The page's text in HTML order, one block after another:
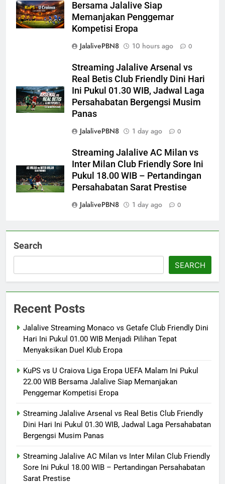
Bersama Jalalive Siap
Memanjakan Penggemar
Kompetisi Eropa
JalalivePBN8
10 hours ago 0
Streaming Jalalive Arsenal vs
Real Betis Club Friendly Dini Hari
Ini Pukul 01.30 WIB, Jadwal Laga
Persahabatan Bergengsi Musim
Panas
JalalivePBN8
1 day ago 0
Streaming Jalalive AC Milan vs
Inter Milan Club Friendly Sore Ini
Pukul 18.00 WIB – Pertandingan
Persahabatan Sarat Prestise
JalalivePBN8
1 day ago 0
Search
SEARCH
Recent Posts
Jalalive Streaming Monaco vs Getafe Club Friendly Dini
Hari Ini Pukul 01.00 WIB Menjadi Pilihan Tepat
Menyaksikan Duel Klub Eropa
KuPS vs U Craiova Liga Eropa UEFA Malam Ini Pukul
22.00 WIB Bersama Jalalive Siap Memanjakan
Penggemar Kompetisi Eropa
Streaming Jalalive Arsenal vs Real Betis Club Friendly
Dini Hari Ini Pukul 01.30 WIB, Jadwal Laga Persahabatan
Bergengsi Musim Panas
Streaming Jalalive AC Milan vs Inter Milan Club Friendly
Sore Ini Pukul 18.00 WIB – Pertandingan Persahabatan
Sarat Prestise